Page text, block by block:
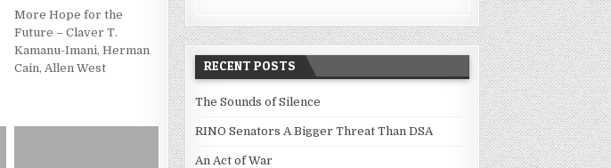
More Hope for the
Future – Claver T.
Kamanu-Imani, Herman
Cain, Allen West
RECENT POSTS
The Sounds of Silence
RINO Senators A Bigger Threat Than DSA
An Act of War